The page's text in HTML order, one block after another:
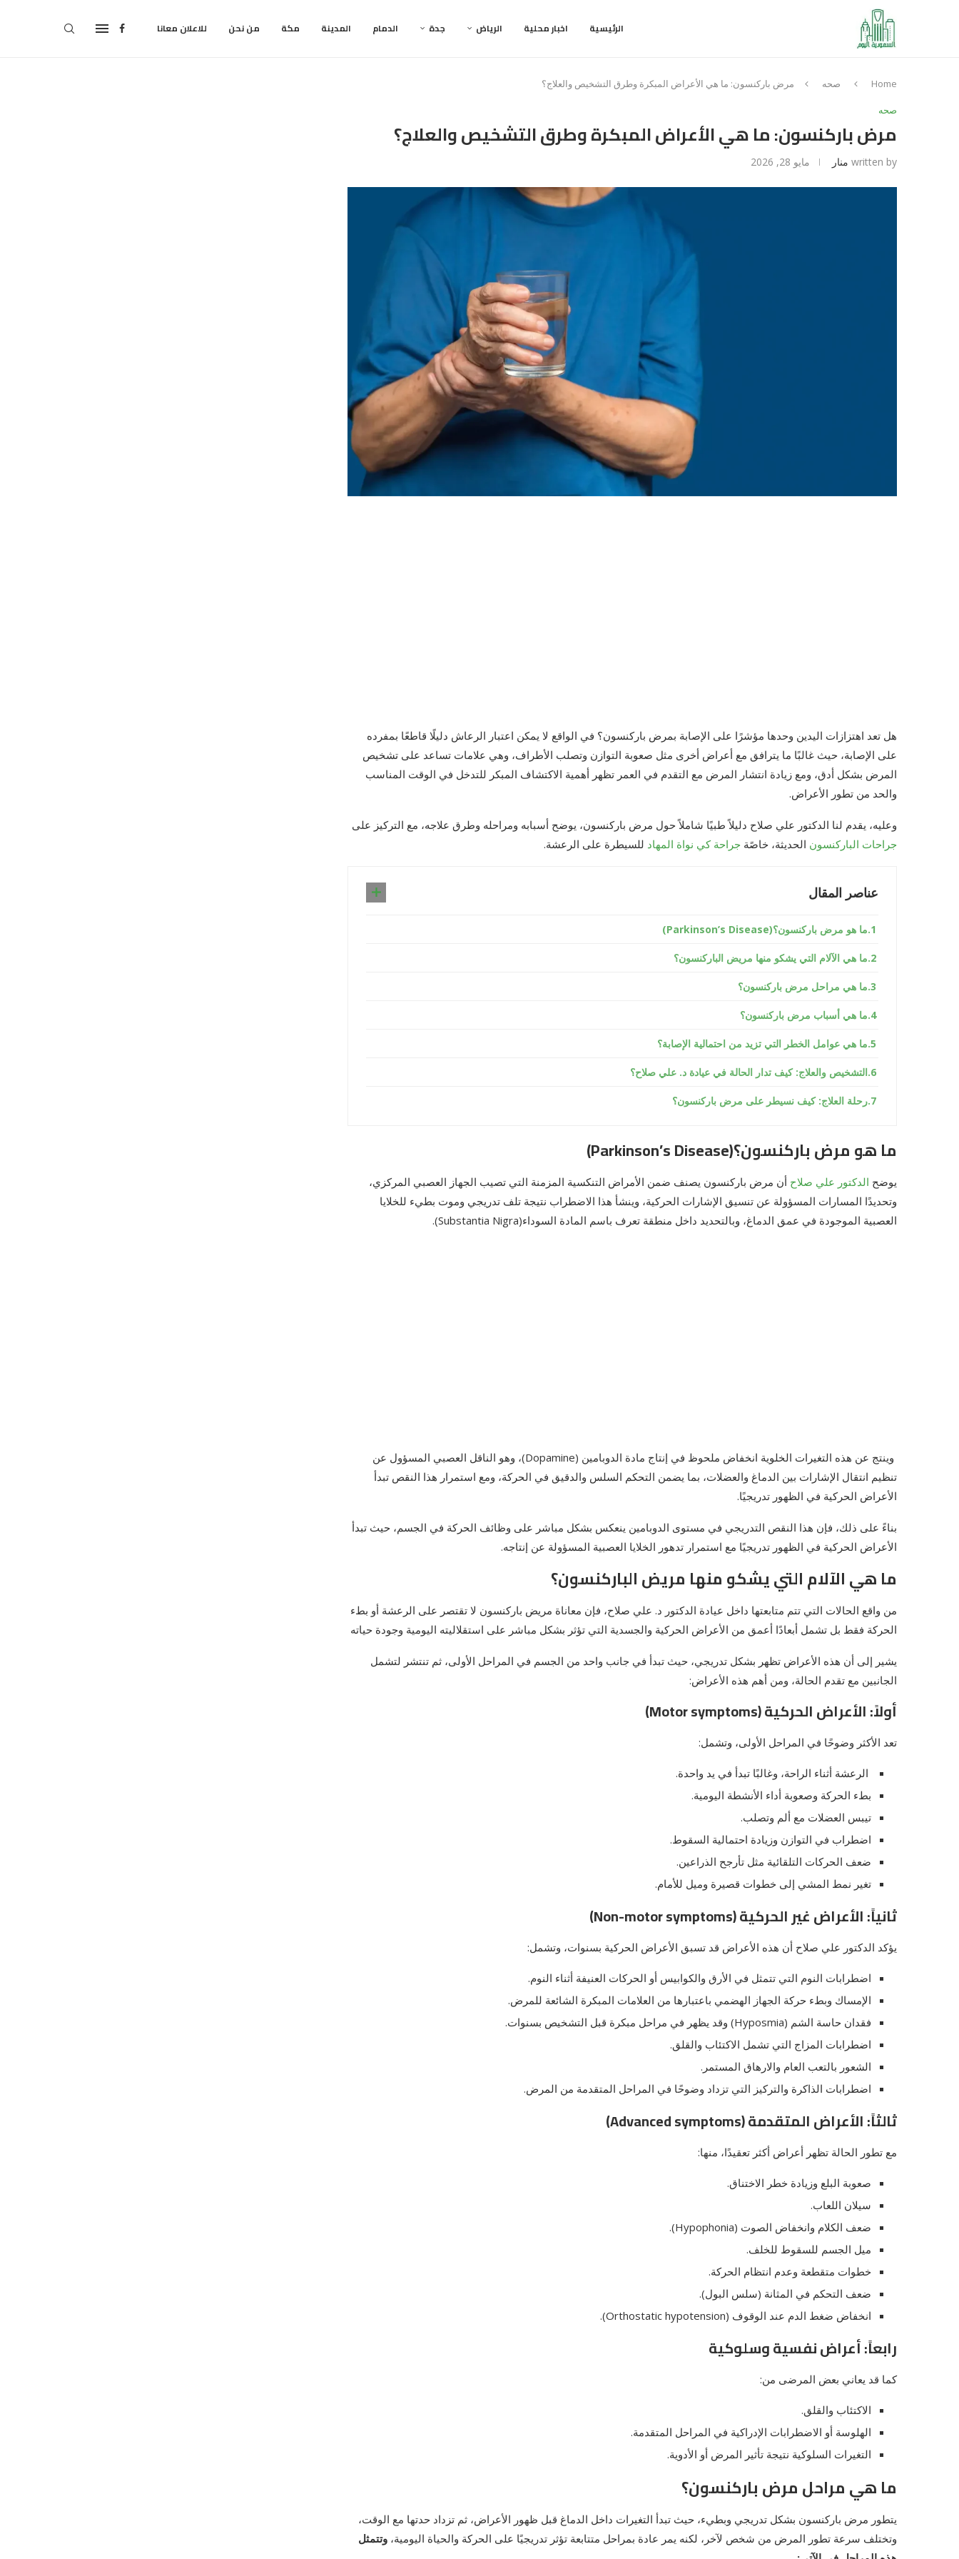
الرئيسية اخبار محلية الرياض جدة الدمام المدينة مكة من نحن للاعلان معانا
Home صحه مرض باركنسون: ما هي الأعراض المبكرة وطرق التشخيص والعلاج؟
صحه
مرض باركنسون: ما هي الأعراض المبكرة وطرق التشخيص والعلاج؟
written by منار مايو 28, 2026
هل تعد اهتزازات اليدين وحدها مؤشرًا على الإصابة بمرض باركنسون؟ في الواقع لا يمكن اعتبار الرعاش دليلًا قاطعًا بمفرده
على الإصابة، حيث غالبًا ما يترافق مع أعراض أخرى مثل صعوبة التوازن وتصلب الأطراف، وهي علامات تساعد على تشخيص
المرض بشكل أدق، ومع زيادة انتشار المرض مع التقدم في العمر تظهر أهمية الاكتشاف المبكر للتدخل في الوقت المناسب
والحد من تطور الأعراض.
وعليه، يقدم لنا الدكتور علي صلاح دليلاً طبيًا شاملاً حول مرض باركنسون، يوضح أسبابه ومراحله وطرق علاجه، مع التركيز على
جراحات الباركنسون الحديثة، خاصًة جراحة كي نواة المهاد للسيطرة على الرعشة.
عناصر المقال
ما هو مرض باركنسون؟(Parkinson’s Disease)
ما هي الآلام التي يشكو منها مريض الباركنسون؟
ما هي مراحل مرض باركنسون؟
ما هي أسباب مرض باركنسون؟
ما هي عوامل الخطر التي تزيد من احتمالية الإصابة؟
التشخيص والعلاج: كيف تدار الحالة في عيادة د. علي صلاح؟
رحلة العلاج: كيف نسيطر على مرض باركنسون؟
ما هو مرض باركنسون؟(Parkinson’s Disease)
يوضح الدكتور علي صلاح أن مرض باركنسون يصنف ضمن الأمراض التنكسية المزمنة التي تصيب الجهاز العصبي المركزي،
وتحديدًا المسارات المسؤولة عن تنسيق الإشارات الحركية، وينشأ هذا الاضطراب نتيجة تلف تدريجي وموت بطيء للخلايا
العصبية الموجودة في عمق الدماغ، وبالتحديد داخل منطقة تعرف باسم المادة السوداء(Substantia Nigra).
وينتج عن هذه التغيرات الخلوية انخفاض ملحوظ في إنتاج مادة الدوبامين (Dopamine)، وهو الناقل العصبي المسؤول عن
تنظيم انتقال الإشارات بين الدماغ والعضلات، بما يضمن التحكم السلس والدقيق في الحركة، ومع استمرار هذا النقص تبدأ
الأعراض الحركية في الظهور تدريجيًا.
بناءً على ذلك، فإن هذا النقص التدريجي في مستوى الدوبامين ينعكس بشكل مباشر على وظائف الحركة في الجسم، حيث تبدأ
الأعراض الحركية في الظهور تدريجيًا مع استمرار تدهور الخلايا العصبية المسؤولة عن إنتاجه.
ما هي الآلام التي يشكو منها مريض الباركنسون؟
من واقع الحالات التي تتم متابعتها داخل عيادة الدكتور د. علي صلاح، فإن معاناة مريض باركنسون لا تقتصر على الرعشة أو بطء
الحركة فقط بل تشمل أبعادًا أعمق من الأعراض الحركية والجسدية التي تؤثر بشكل مباشر على استقلاليته اليومية وجودة حياته
يشير إلى أن هذه الأعراض تظهر بشكل تدريجي، حيث تبدأ في جانب واحد من الجسم في المراحل الأولى، ثم تنتشر لتشمل
الجانبين مع تقدم الحالة، ومن أهم هذه الأعراض:
أولاً: الأعراض الحركية (Motor symptoms)
تعد الأكثر وضوحًا في المراحل الأولى، وتشمل:
الرعشة أثناء الراحة، وغالبًا تبدأ في يد واحدة.
بطء الحركة وصعوبة أداء الأنشطة اليومية.
تيبس العضلات مع ألم وتصلب.
اضطراب في التوازن وزيادة احتمالية السقوط.
ضعف الحركات التلقائية مثل تأرجح الذراعين.
تغير نمط المشي إلى خطوات قصيرة وميل للأمام.
ثانياً: الأعراض غير الحركية (Non-motor symptoms)
يؤكد الدكتور علي صلاح أن هذه الأعراض قد تسبق الأعراض الحركية بسنوات، وتشمل:
اضطرابات النوم التي تتمثل في الأرق والكوابيس أو الحركات العنيفة أثناء النوم.
الإمساك وبطء حركة الجهاز الهضمي باعتبارها من العلامات المبكرة الشائعة للمرض.
فقدان حاسة الشم (Hyposmia) وقد يظهر في مراحل مبكرة قبل التشخيص بسنوات.
اضطرابات المزاج التي تشمل الاكتئاب والقلق.
الشعور بالتعب العام والارهاق المستمر.
اضطرابات الذاكرة والتركيز التي تزداد وضوحًا في المراحل المتقدمة من المرض.
ثالثاً: الأعراض المتقدمة (Advanced symptoms)
مع تطور الحالة تظهر أعراض أكثر تعقيدًا، منها:
صعوبة البلع وزيادة خطر الاختناق.
سيلان اللعاب.
ضعف الكلام وانخفاض الصوت (Hypophonia).
ميل الجسم للسقوط للخلف.
خطوات متقطعة وعدم انتظام الحركة.
ضعف التحكم في المثانة (سلس البول).
انخفاض ضغط الدم عند الوقوف (Orthostatic hypotension).
رابعاً: أعراض نفسية وسلوكية
كما قد يعاني بعض المرضى من:
الاكتئاب والقلق.
الهلوسة أو الاضطرابات الإدراكية في المراحل المتقدمة.
التغيرات السلوكية نتيجة تأثير المرض أو الأدوية.
ما هي مراحل مرض باركنسون؟
يتطور مرض باركنسون بشكل تدريجي وبطيء، حيث تبدأ التغيرات داخل الدماغ قبل ظهور الأعراض، ثم تزداد حدتها مع الوقت،
وتختلف سرعة تطور المرض من شخص لآخر، لكنه يمر عادة بمراحل متتابعة تؤثر تدريجيًا على الحركة والحياة اليومية، وتتمثل